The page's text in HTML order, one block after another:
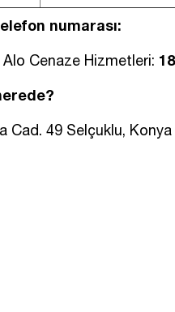
numarası:
Cenaze Hizmetleri:
Cad. 49 Selçuklu, Konya